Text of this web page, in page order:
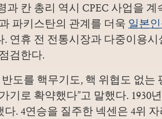
과 칸 총리 역시 CPEC 사업을
파키스탄의 관계를 더욱 일본
. 연휴 전 전통시장과 다중이용
검한다.
반도를 핵무기도, 핵 위협도 없는
기로 확약했다”고 말했다. 1930
. 4연승을 질주한 넥센은 4위